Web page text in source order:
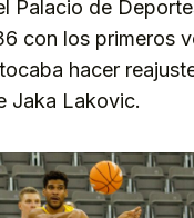
Palacio de
con los primeros
hacer
Jaka Lakovic.